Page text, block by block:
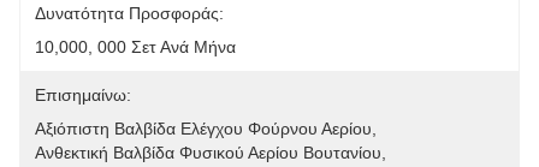
Δυνατότητα Προσφοράς:
10,000, 000 Σετ Ανά Μήνα
Επισημαίνω:
Αξιόπιστη Βαλβίδα Ελέγχου Φούρνου Αερίου
Ανθεκτική Βαλβίδα Φυσικού Αερίου Βουτανίου